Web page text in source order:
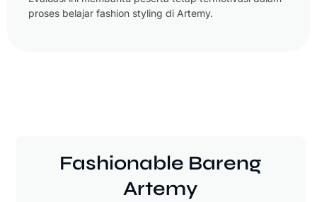
proses belajar fashion styling di Artemy.
Fashionable Bareng
Artemy